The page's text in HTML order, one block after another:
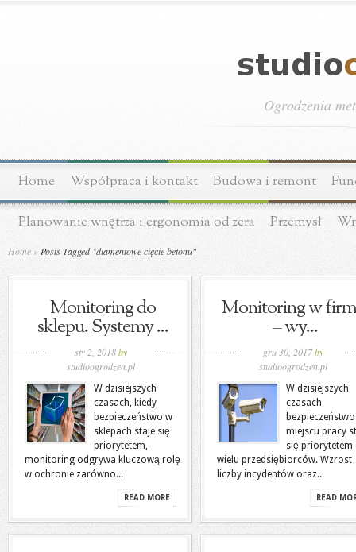
Ogrodzenia
Home Współpraca i kontakt Budowa i remont
Planowanie wnętrza i ergonomia od zera Przemysł
Home » Posts Tagged "diamentowe cięcie betonu"
Monitoring do
sklepu. Systemy ...
sty 2, 2018by
studioogrodzen.pl
W dzisiejszych
czasach, kiedy
bezpieczeństwo w
sklepach staje się
priorytetem,
monitoring odgrywa kluczową rolę
w ochronie zarówno...
READ MORE
Monitoring w
– wy...
gru 30, 2017by
studioogrodzen.pl
W dzisiejszych
czasach
miejscu pracy
się priorytetem
wielu przedsiębiorców. Wzrost
liczby incydentów oraz...
READ